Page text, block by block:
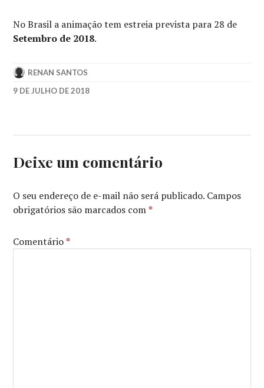
No Brasil a animação tem estreia prevista para 28 de
Setembro de 2018.
RENAN SANTOS
9 DE JULHO DE 2018
JAMES
NIALL
HORAN,
SMALLFOOT
ANIMATION
WARNER
BROS.
Deixe um comentário
O seu endereço de e-mail não será publicado. Campos
obrigatórios são marcados com*
Comentário*